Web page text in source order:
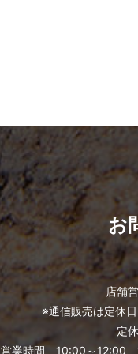
お
店舗
※通信販売は定休
定
営業時間 10:00～12:00、